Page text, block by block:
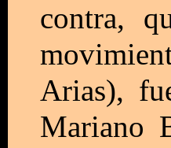
contra,
Arias),
Mariano